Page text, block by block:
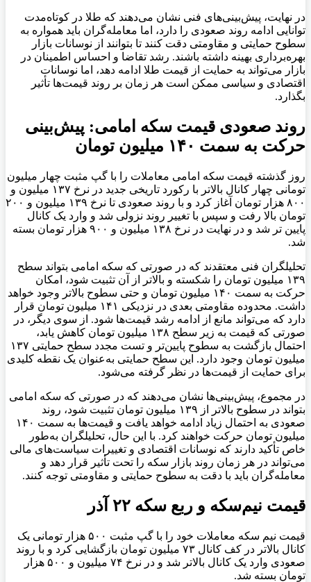
در نهایت، پیش‌بینی‌های فنی نشان می‌دهند که طلا در کوتاه‌مدت
توانایی ادامه روند صعودی را دارد، اما معامله‌گران باید همواره به
سطوح حمایتی و مقاومتی دقت کنند تا بتوانند از نوسانات بازار
بهره‌برداری بهینه داشته باشند. رشد تقاضا و احساس اطمینان در
بازار می‌تواند به حمایت از قیمت طلا ادامه دهد، اما نوسانات
اقتصادی و سیاسی ممکن است هر زمان بر روند قیمت‌ها تأثیر
بگذارد.
روند صعودی قیمت سکه امامی: پیش‌بینی
حرکت به سمت ۱۴۰ میلیون تومان
روز گذشته قیمت سکه امامی معاملات را با گپ مثبت چهار میلیون
تومانی چهار کانال بالاتر با رکورد تاریخی جدید در نرخ ۱۳۷ میلیون و
۸۰۰ هزار تومان آغاز کرد و با روند صعودی تا نرخ ۱۳۹ میلیون و ۲۰۰
تومان بالا رفت و سپس با تغییر روند نزولی شد و وارد یک کانال
پایین تر شد و در نهایت در نرخ ۱۳۸ میلیون و ۹۰۰ هزار تومان بسته
شد.
تحلیلگران فنی معتقدند که در صورتی که سکه امامی بتواند سطح
۱۳۹ میلیون تومان را شکسته و بالاتر از آن تثبیت شود، امکان
حرکت به سمت ۱۴۰ میلیون تومان و حتی سطوح بالاتر وجود خواهد
داشت. محدوده مقاومتی بعدی در نزدیکی ۱۴۱ میلیون تومان قرار
دارد که می‌تواند مانع از ادامه رشد قیمت‌ها شود. از سوی دیگر، در
صورتی که قیمت به زیر سطح ۱۳۸ میلیون تومان کاهش یابد،
احتمال بازگشت به سطوح پایین‌تر و تست مجدد سطح حمایتی ۱۳۷
میلیون تومان وجود دارد. این سطح حمایتی به‌عنوان یک نقطه کلیدی
برای حمایت از قیمت‌ها در نظر گرفته می‌شود.
در مجموع، پیش‌بینی‌ها نشان می‌دهند که در صورتی که سکه امامی
بتواند در سطوح بالاتر از ۱۳۹ میلیون تومان تثبیت شود، روند
صعودی به احتمال زیاد ادامه خواهد یافت و قیمت‌ها به سمت ۱۴۰
میلیون تومان حرکت خواهند کرد. با این حال، تحلیلگران به‌طور
خاص تأکید دارند که نوسانات اقتصادی و تغییرات سیاست‌های مالی
می‌تواند در هر زمان روند بازار سکه را تحت تأثیر قرار دهد و
معامله‌گران باید با دقت به سطوح حمایتی و مقاومتی توجه کنند.
قیمت نیم‌سکه و ربع سکه ۲۲ آذر
قیمت نیم سکه معاملات خود را با گپ مثبت ۵۰۰ هزار تومانی یک
کانال بالاتر در کف کانال ۷۳ میلیون تومان بازگشایی کرد و با روند
صعودی وارد یک کانال بالاتر شد و در نرخ ۷۴ میلیون و ۵۰۰ هزار
تومان بسته شد.